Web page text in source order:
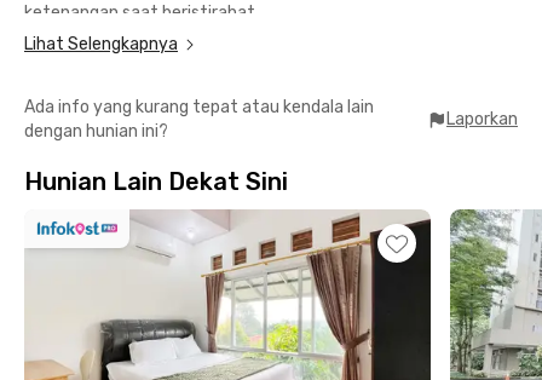
ketenangan saat beristirahat.
Kost Depok campur ini terletak 26 menit atau 17 km dari
Cibinong berjarak 10 menit sementara Stasiun Depok bisa
dicapai dalam 20 menit berkendara bagi kamu yang ingin
tanpa macet.
Ada banyak pilihan tempat nongkrong di sekitar kost Depok
dekat stasiun ini. Sebut saja Seikou Coffee atau Kopi Dari Hati
Taman Dinari cafe Depok yang berkonsep outdoor, resto
KiraKira Ramen untuk mengisi perut dengan nuansa Jepang,
atau mampir ke Cibinong Mall yang berjarak tidak lebih dari 9
menit berkendara.
Lihat Selengkapnya
Ada info yang kurang tepat atau kendala lain
dengan hunian ini?
Laporkan
Hunian Lain Dekat Sini